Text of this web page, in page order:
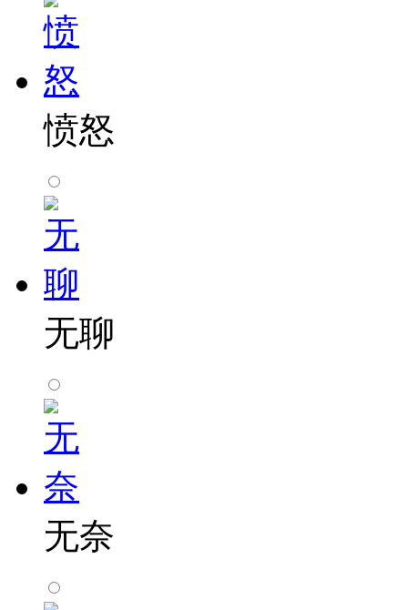
愤怒
无聊
无奈